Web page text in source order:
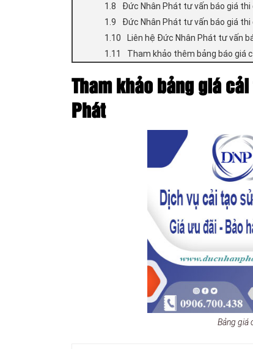
Đức Nhân Phát tư vấn báo giá
Đức Nhân Phát tư vấn báo giá
Liên hệ Đức Nhân Phát tư vấn
Tham khảo thêm bảng báo giá
Tham khảo bảng giá
Phát
Bảng giá